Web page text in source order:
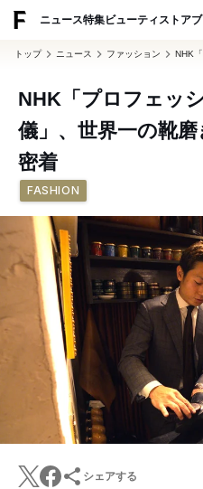
ニュース特集ビューティ ストア
トップ ニュース ファッション NHK
NHK「プロフェッ
儀」、世界一の靴
密着
FASHION
シェアする